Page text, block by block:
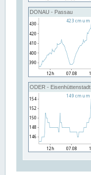
DONAU - Passau
ODER - Eisenhüttenstadt